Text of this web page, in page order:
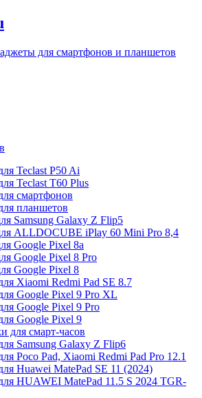
для смартфонов и планшетов
Teclast P50 Ai
Teclast T60 Plus
смартфонов
планшетов
Samsung Galaxy Z Flip5
ALLDOCUBE iPlay 60 Mini Pro 8,4
Google Pixel 8a
Google Pixel 8 Pro
Google Pixel 8
Xiaomi Redmi Pad SE 8.7
Google Pixel 9 Pro XL
Google Pixel 9 Pro
Google Pixel 9
для смарт-часов
Samsung Galaxy Z Flip6
Poco Pad, Xiaomi Redmi Pad Pro 12.1
Huawei MatePad SE 11 (2024)
HUAWEI MatePad 11.5 S 2024 TGR-